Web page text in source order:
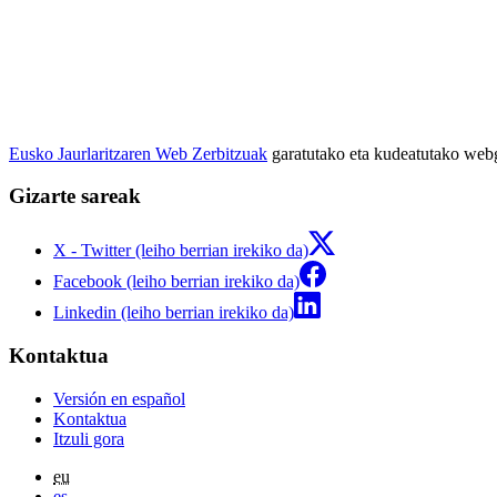
Eusko Jaurlaritzaren Web Zerbitzuak garatutako eta kudeatutako
Gizarte sareak
X - Twitter (leiho berrian irekiko da)
Facebook (leiho berrian irekiko da)
Linkedin (leiho berrian irekiko da)
Kontaktua
Versión en español
Kontaktua
Itzuli gora
eu